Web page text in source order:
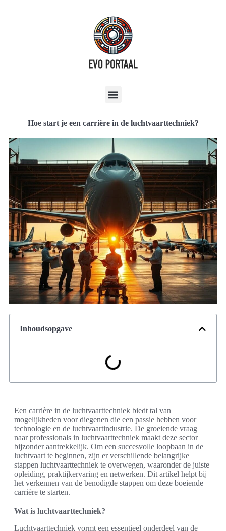
Hoe start je een carrière in de luchtvaarttechniek?
Inhoudsopgave
Een carrière in de luchtvaarttechniek biedt tal van
mogelijkheden voor diegenen die een passie hebben voor
technologie en de luchtvaartindustrie. De groeiende vraag
naar professionals in luchtvaarttechniek maakt deze sector
bijzonder aantrekkelijk. Om een succesvolle loopbaan in de
luchtvaart te beginnen, zijn er verschillende belangrijke
stappen luchtvaarttechniek te overwegen, waaronder de juiste
opleiding, praktijkervaring en netwerken. Dit artikel helpt bij
het verkennen van de benodigde stappen om deze boeiende
carrière te starten.
Wat is luchtvaarttechniek?
Luchtvaarttechniek vormt een essentieel onderdeel van de